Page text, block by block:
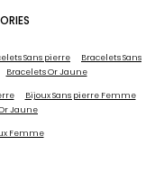
Sans pierre
Bracelets Sans
Bracelets Or Jaune
Bijoux Sans pierre Femme
Jaune
Femme